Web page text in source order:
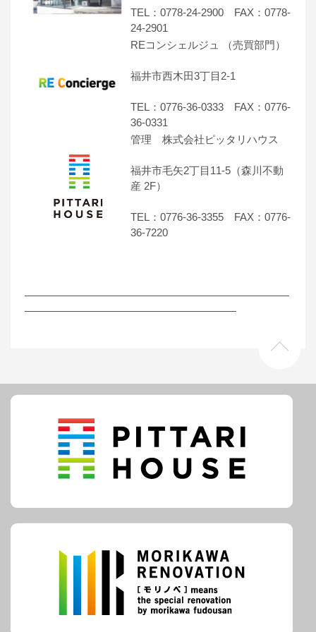
TEL：0778-24-2900 FAX：0778-
24-2901
REコンシェルジュ （売買部門）
福井市西木田3丁目2-1
TEL：0776-36-0333 FAX：0776-
36-0331
管理 株式会社ピッタリハウス
福井市毛矢2丁目11-5（森川不動
産 2F）
TEL：0776-36-3355 FAX：0776-
36-7220
―――――――――――――――――――――――――
――――――――――――――――――――